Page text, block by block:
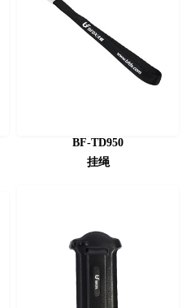
BF-TD950
挂绳